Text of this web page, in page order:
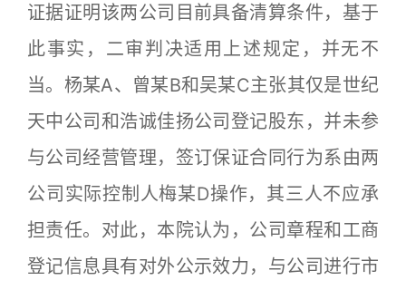
证据证明该两公司目前具备清算条件，基于
此事实，二审判决适用上述规定，并无不
当。杨某A、曾某B和吴某C主张其仅是世纪
天中公司和浩诚佳扬公司登记股东，并未参
与公司经营管理，签订保证合同行为系由两
公司实际控制人梅某D操作，其三人不应承
担责任。对此，本院认为，公司章程和工商
登记信息具有对外公示效力，与公司进行市